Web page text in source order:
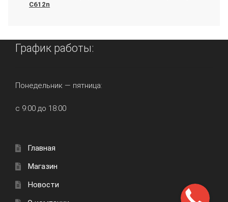
C612n
График работы:
Понедельник — пятница:
с 9:00 до 18:00
Главная
Магазин
Новости